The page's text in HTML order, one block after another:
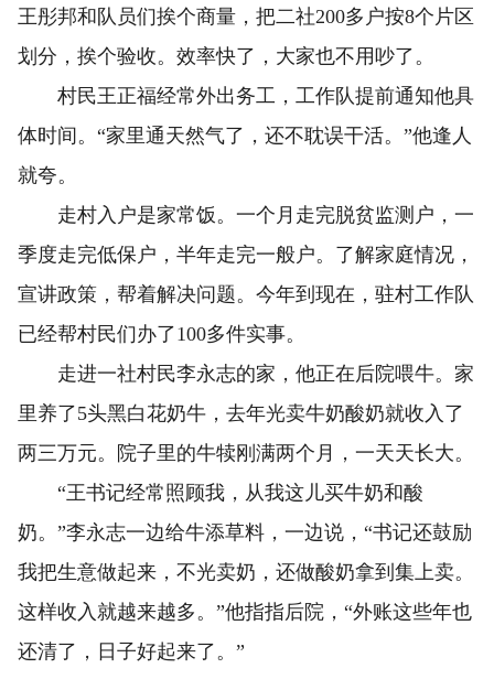
王彤邦和队员们挨个商量，把二社200多户按8个片区
划分，挨个验收。效率快了，大家也不用吵了。
村民王正福经常外出务工，工作队提前通知他具
体时间。“家里通天然气了，还不耽误干活。”他逢人
就夸。
走村入户是家常饭。一个月走完脱贫监测户，一
季度走完低保户，半年走完一般户。了解家庭情况，
宣讲政策，帮着解决问题。今年到现在，驻村工作队
已经帮村民们办了100多件实事。
走进一社村民李永志的家，他正在后院喂牛。家
里养了5头黑白花奶牛，去年光卖牛奶酸奶就收入了
两三万元。院子里的牛犊刚满两个月，一天天长大。
“王书记经常照顾我，从我这儿买牛奶和酸
奶。”李永志一边给牛添草料，一边说，“书记还鼓励
我把生意做起来，不光卖奶，还做酸奶拿到集上卖。
这样收入就越来越多。”他指指后院，“外账这些年也
还清了，日子好起来了。”